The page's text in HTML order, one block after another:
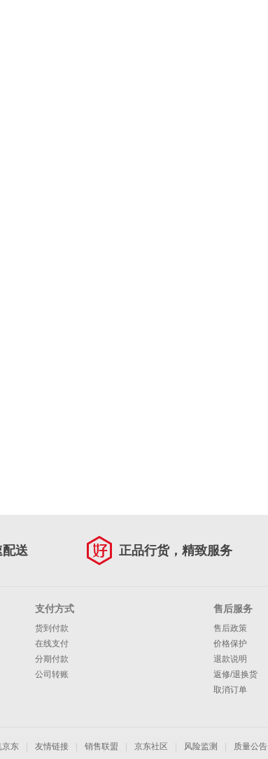
配送 正品行货，精致服务
支付方式
货到付款
在线支付
分期付款
公司转账
售后服务
售后政策
价格保护
退款说明
返修/退换货
取消订单
京东 友情链接 销售联盟 京东社区 风险监测 质量公告